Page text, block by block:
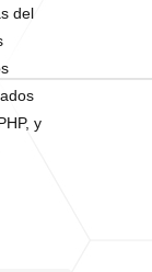
del
y